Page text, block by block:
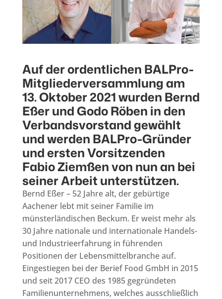
Auf der ordentlichen BALPro-
Mitgliederversammlung am
13. Oktober 2021 wurden Bernd
Eßer und Godo Röben in den
Verbandsvorstand gewählt
und werden BALPro-Gründer
und ersten Vorsitzenden
Fabio Ziemßen von nun an bei
seiner Arbeit unterstützen.
Bernd Eßer – 52 Jahre alt, der gebürtige
Aachener lebt mit seiner Familie im
münsterländischen Beckum. Er weist mehr als
30 Jahre nationale und internationale Handels-
und Industrieerfahrung in führenden
Positionen der Lebensmittelbranche auf.
Eingestiegen bei der Berief Food GmbH in 2015
und seit 2017 CEO des 1985 gegründeten
Familienunternehmens, welches ausschließlich